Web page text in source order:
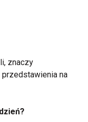
znaczy
przedstawienia na